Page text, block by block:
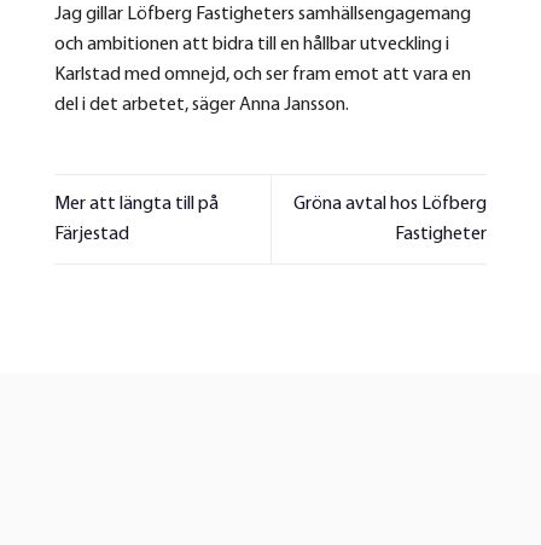
Jag gillar Löfberg Fastigheters samhällsengagemang
och ambitionen att bidra till en hållbar utveckling i
Karlstad med omnejd, och ser fram emot att vara en
del i det arbetet, säger Anna Jansson.
Mer att längta till på
Färjestad
Gröna avtal hos Löfberg
Fastigheter